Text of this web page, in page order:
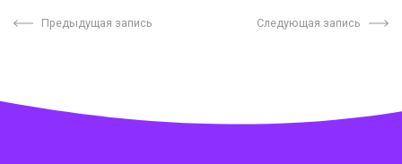
Предыдущая запись Следующая запись